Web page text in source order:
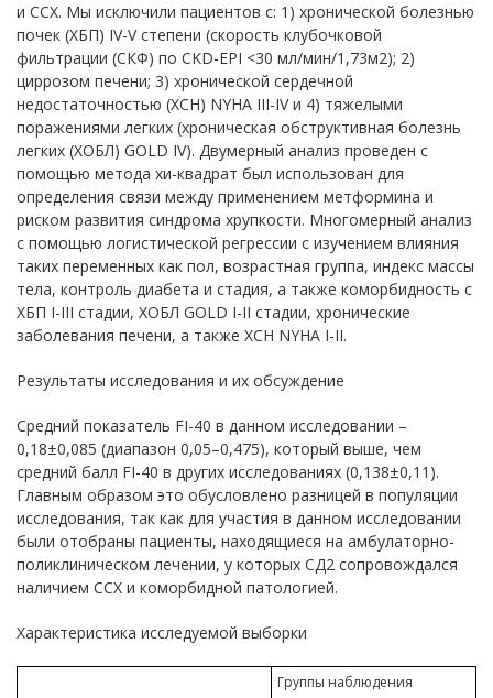
и ССХ. Мы исключили пациентов с: 1) хронической болезнью
почек (ХБП) IV-V степени (скорость клубочковой
фильтрации (СКФ) по CKD-EPI <30 мл/мин/1,73м2); 2)
циррозом печени; 3) хронической сердечной
недостаточностью (ХСН) NYHA III-IV и 4) тяжелыми
поражениями легких (хроническая обструктивная болезнь
легких (ХОБЛ) GOLD IV). Двумерный анализ проведен с
помощью метода хи-квадрат был использован для
определения связи между применением метформина и
риском развития синдрома хрупкости. Многомерный анализ
с помощью логистической регрессии с изучением влияния
таких переменных как пол, возрастная группа, индекс массы
тела, контроль диабета и стадия, а также коморбидность с
ХБП I-III стадии, ХОБЛ GOLD I-II стадии, хронические
заболевания печени, а также ХСН NYHA I-II.
Результаты исследования и их обсуждение
Средний показатель FI-40 в данном исследовании –
0,18±0,085 (диапазон 0,05–0,475), который выше, чем
средний балл FI-40 в других исследованиях (0,138±0,11).
Главным образом это обусловлено разницей в популяции
исследования, так как для участия в данном исследовании
были отобраны пациенты, находящиеся на амбулаторно-
поликлиническом лечении, у которых СД2 сопровождался
наличием ССХ и коморбидной патологией.
Характеристика исследуемой выборки
Группы наблюдения